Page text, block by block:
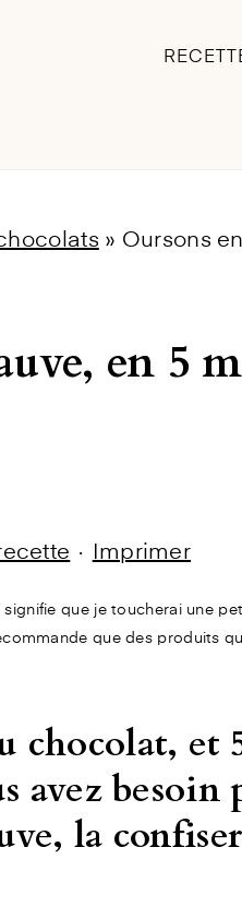
» Oursons
en 5
· Imprimer
que je toucherai une
que des produits
chocolat, et
avez besoin
la